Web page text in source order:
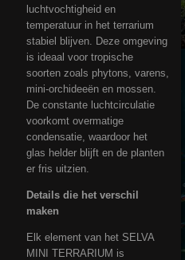
luchtvochtigheid en
temperatuur in het terrarium
stabiel blijven. Deze omgeving
is ideaal voor tropische
soorten zoals phytons, varens,
mini-orchideeën en mossen.
De constante luchtcirculatie
voorkomt overmatige
condensatie, waardoor het
glas helder blijft en de planten
er fris uitzien.
Details die het verschil
maken
Elk element van het SELVA
MINI TERRARIUM is